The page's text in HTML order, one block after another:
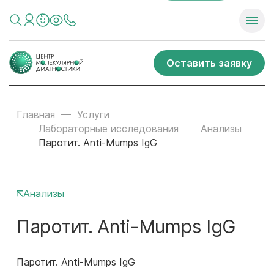
Оставить заявку
Главная
Услуги
Лабораторные исследования
Анализы
Паротит. Anti-Mumps IgG
Анализы
Паротит. Anti-Mumps IgG
Паротит. Anti-Mumps IgG